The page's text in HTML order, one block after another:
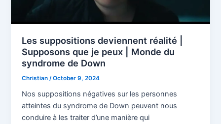
Les suppositions deviennent réalité |
Supposons que je peux | Monde du
syndrome de Down
Christian /October 9, 2024
Nos suppositions négatives sur les personnes
atteintes du syndrome de Down peuvent nous
conduire à les traiter d’une manière qui